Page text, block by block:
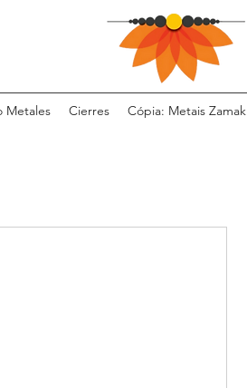
Metales Cierres Cópia: Metais Zamak